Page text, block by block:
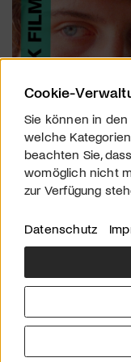
Über uns
Cookie-
Sie können in
welche
beachten Sie,
womöglich nicht
zur Verfügung
Datenschutz